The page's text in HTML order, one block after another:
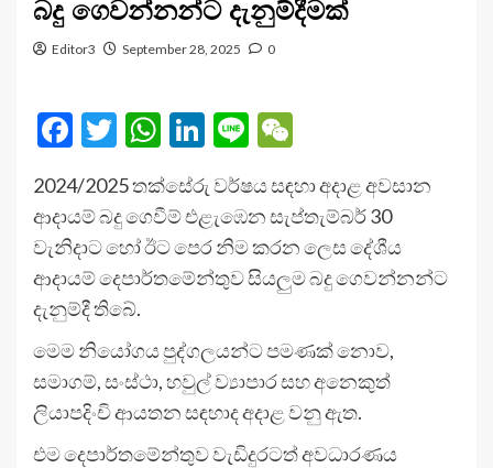
බදු ගෙවන්නන්ට දැනුම්දීමක්
Editor3 September 28, 2025 0
Facebook
Twitter
WhatsApp
LinkedIn
Line
2024/2025 තක්සේරු වර්ෂය සඳහා අදාළ අවසාන
ආදායම් බදු ගෙවීම් එළැඹෙන සැප්තැම්බර් 30
වැනිදාට හෝ ඊට පෙර නිම කරන ලෙස දේශීය
ආදායම් දෙපාර්තමේන්තුව සියලුම බදු ගෙවන්නන්ට
දැනුම්දී තිබේ.
මෙම නියෝගය පුද්ගලයන්ට පමණක් නොව,
සමාගම්, සංස්ථා, හවුල් ව්‍යාපාර සහ අනෙකුත්
ලියාපදිංචි ආයතන සඳහාද අදාළ වනු ඇත.
එම දෙපාර්තමේන්තුව වැඩිදුරටත් අවධාරණය